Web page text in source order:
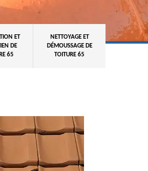
ET
DE
65
NETTOYAGE ET
DÉMOUSSAGE DE
TOITURE 65